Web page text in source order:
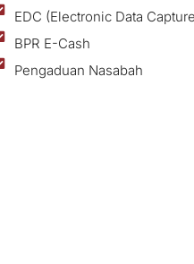
EDC (Electronic Data
BPR E-Cash
Pengaduan Nasabah